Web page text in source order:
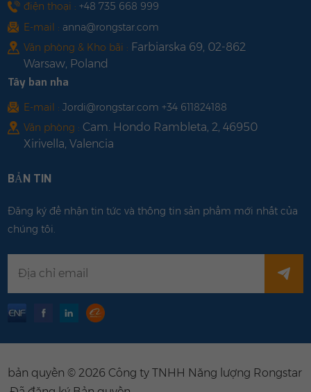
điện thoại : +48 735 668 999
E-mail : anna@rongstar.com
Văn phòng & Kho bãi : Farbiarska 69, 02-862
Warsaw, Poland
Tây ban nha
E-mail : Jordi@rongstar.com +34 611824188
Văn phòng : Cam. Hondo Rambleta, 2, 46950
Xirivella, Valencia
BẢN TIN
Đăng ký để nhận tin tức và thông tin sản phẩm mới nhất của
chúng tôi.
bản quyền © 2026 Công ty TNHH Năng lượng Rongstar